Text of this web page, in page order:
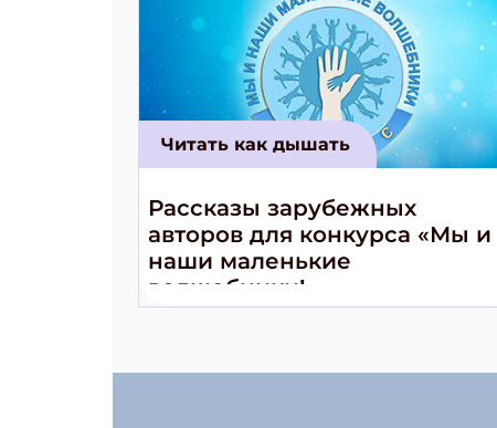
Читать как дышать
Рассказы зарубежных
авторов для конкурса «Мы и
наши маленькие
волшебники!»